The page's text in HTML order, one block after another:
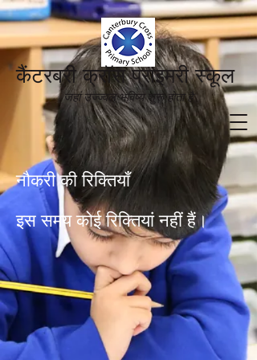
कैंटरबरी क्रॉस प्राइमरी स्कूल
जहां उज्ज्वल भविष्य शुरू होता है'
नौकरी की रिक्तियाँ
इस समय कोई रिक्तियां नहीं हैं।